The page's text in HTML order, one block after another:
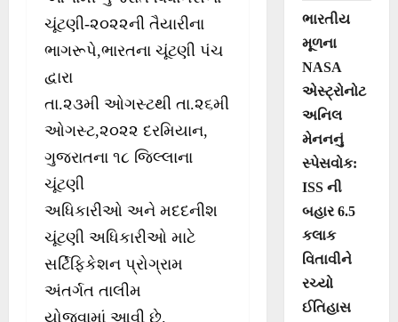
ચૂંટણી-૨૦૨૨ની તૈયારીના
ભાગરૂપે,ભારતના ચૂંટણી પંચ
દ્વારા
તા.૨૩મી ઓગસ્ટથી તા.૨૬મી
ઓગસ્ટ,૨૦૨૨ દરમિયાન,
ગુજરાતના ૧૮ જિલ્લાના
ચૂંટણી
અધિકારીઓ અને મદદનીશ
ચૂંટણી અધિકારીઓ માટે
સર્ટિફિકેશન પ્રોગ્રામ
અંતર્ગત તાલીમ
યોજવામાં આવી છે.
ભારતીય
મૂળના
NASA
એસ્ટ્રોનોટ
અનિલ
મેનનનું
સ્પેસવોક:
ISS ની
બહાર 6.5
કલાક
વિતાવીને
રચ્યો
ઈતિહાસ